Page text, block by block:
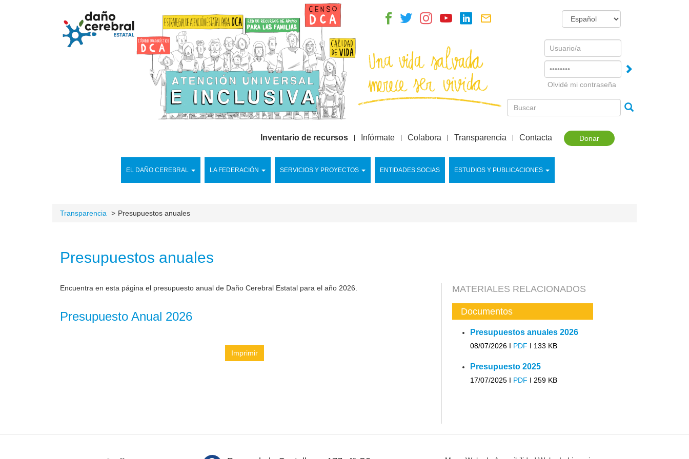
Username
Olvidé mi contraseña
Donar
EL DAÑO CEREBRAL LA FEDERACIÓN SERVICIOS Y PROYECTOS ENTIDADES SOCIAS ESTUDIOS Y PUBLICACIONES
Inventario de recursos Infórmate Colabora Transparencia Contacta
Transparencia Presupuestos anuales
Presupuestos anuales
Encuentra en esta página el presupuesto anual de Daño Cerebral Estatal para el año 2026.
Presupuesto Anual 2026
Imprimir
MATERIALES RELACIONADOS
Documentos
Presupuestos anuales 2026
08/07/2026 I PDF I 133 KB
Presupuesto 2025
17/07/2025 I PDF I 259 KB